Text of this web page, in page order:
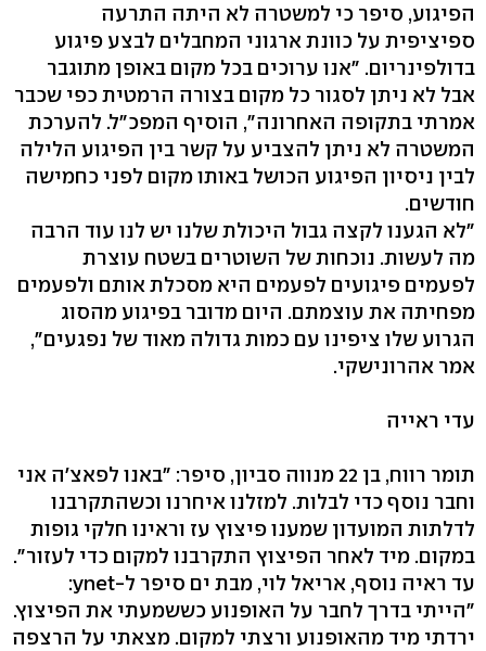
הפיגוע, סיפר כי למשטרה לא היתה התרעה
ספיציפית על כוונת ארגוני המחבלים לבצע פיגוע
בדולפינריום. "אנו ערוכים בכל מקום באופן מתוגבר
אבל לא ניתן לסגור כל מקום בצורה הרמטית כפי שכבר
אמרתי בתקופה האחרונה", הוסיף המפכ"ל. להערכת
המשטרה לא ניתן להצביע על קשר בין הפיגוע הלילה
לבין ניסיון הפיגוע הכושל באותו מקום לפני כחמישה
חודשים.
"לא הגענו לקצה גבול היכולת שלנו יש לנו עוד הרבה
מה לעשות. נוכחות של השוטרים בשטח עוצרת
לפעמים פיגועים לפעמים היא מסכלת אותם ולפעמים
מפחיתה את עוצמתם. היום מדובר בפיגוע מהסוג
הגרוע שלו ציפינו עם כמות גדולה מאוד של נפגעים",
אמר אהרונישקי.
עדי ראייה
תומר רווח, בן 22 מנווה סביון, סיפר: "באנו לפאצ'ה אני
וחבר נוסף כדי לבלות. למזלנו איחרנו וכשהתקרבנו
לדלתות המועדון שמענו פיצוץ עז וראינו חלקי גופות
במקום. מיד לאחר הפיצוץ התקרבנו למקום כדי לעזור".
עד ראיה נוסף, אריאל לוי, מבת ים סיפר ל-ynet:
"הייתי בדרך לחבר על האופנוע כששמעתי את הפיצוץ.
ירדתי מיד מהאופנוע ורצתי למקום. מצאתי על הרצפה